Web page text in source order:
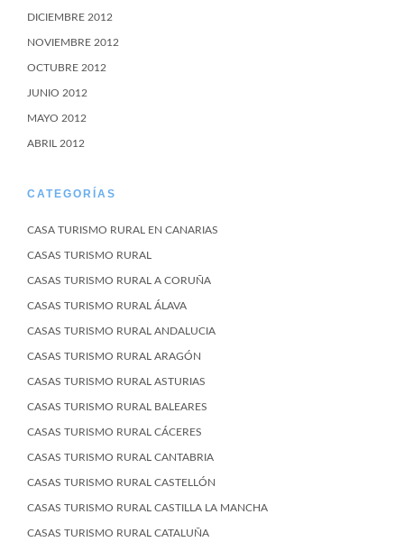
DICIEMBRE 2012
NOVIEMBRE 2012
OCTUBRE 2012
JUNIO 2012
MAYO 2012
ABRIL 2012
CATEGORÍAS
CASA TURISMO RURAL EN CANARIAS
CASAS TURISMO RURAL
CASAS TURISMO RURAL A CORUÑA
CASAS TURISMO RURAL ÁLAVA
CASAS TURISMO RURAL ANDALUCIA
CASAS TURISMO RURAL ARAGÓN
CASAS TURISMO RURAL ASTURIAS
CASAS TURISMO RURAL BALEARES
CASAS TURISMO RURAL CÁCERES
CASAS TURISMO RURAL CANTABRIA
CASAS TURISMO RURAL CASTELLÓN
CASAS TURISMO RURAL CASTILLA LA MANCHA
CASAS TURISMO RURAL CATALUÑA